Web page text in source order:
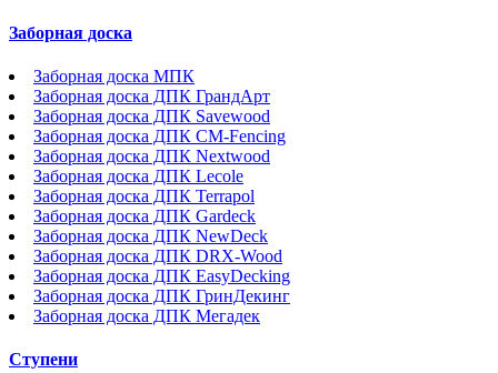
Заборная доска
Заборная доска МПК
Заборная доска ДПК ГрандАрт
Заборная доска ДПК Savewood
Заборная доска ДПК CM-Fencing
Заборная доска ДПК Nextwood
Заборная доска ДПК Lecole
Заборная доска ДПК Terrapol
Заборная доска ДПК Gardeck
Заборная доска ДПК NewDeck
Заборная доска ДПК DRX-Wood
Заборная доска ДПК EasyDecking
Заборная доска ДПК ГринДекинг
Заборная доска ДПК Мегадек
Ступени